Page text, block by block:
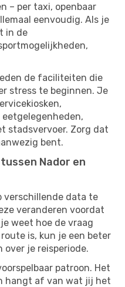
– per taxi, openbaar
eenvoudig. Als je
in de
de faciliteiten die
stress te beginnen. Je
stadsvervoer. Zorg dat
bent.
Nador en
verschillende data te
veranderen voordat
weet hoe de vraag
is, kun je een beter
over je reisperiode.
patroon. Het
hangt af van wat jij het